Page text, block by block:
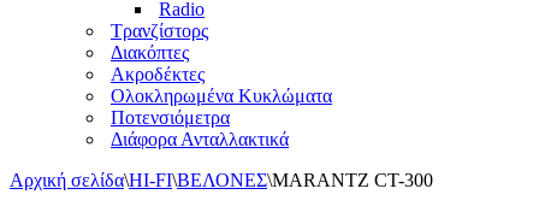
Radio
Τρανζίστορς
Διακόπτες
Ακροδέκτες
Ολοκληρωμένα Κυκλώματα
Ποτενσιόμετρα
Διάφορα Ανταλλακτικά
Αρχική σελίδα\HI-FI\ΒΕΛΟΝΕΣ\MARANTZ CT-300